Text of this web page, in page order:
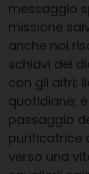
messaggio
missione
anche noi
schiavi del
con gli altri;
quotidiane;
passaggio
purificatrice
verso una